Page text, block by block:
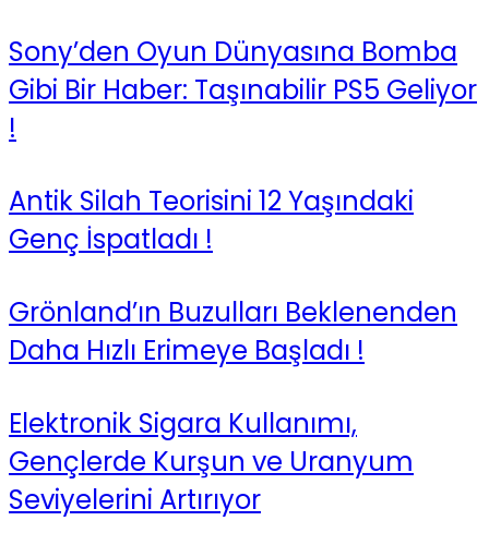
Sony’den Oyun Dünyasına Bomba
Gibi Bir Haber: Taşınabilir PS5 Geliyor
!
Antik Silah Teorisini 12 Yaşındaki
Genç İspatladı !
Grönland’ın Buzulları Beklenenden
Daha Hızlı Erimeye Başladı !
Elektronik Sigara Kullanımı,
Gençlerde Kurşun ve Uranyum
Seviyelerini Artırıyor